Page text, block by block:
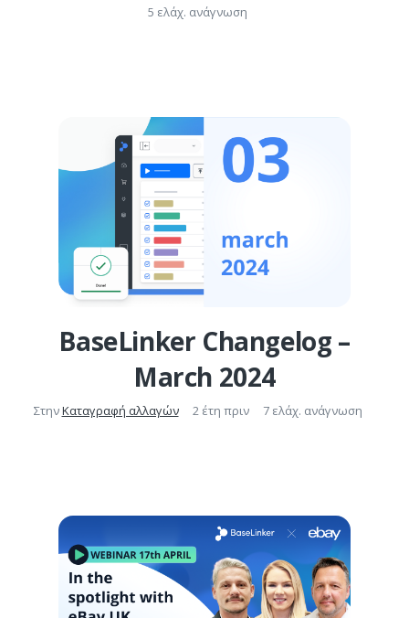
5 ελάχ. ανάγνωση
BaseLinker Changelog –
March 2024
ΣτηνΚαταγραφή αλλαγών 2 έτη πριν 7 ελάχ. ανάγνωση